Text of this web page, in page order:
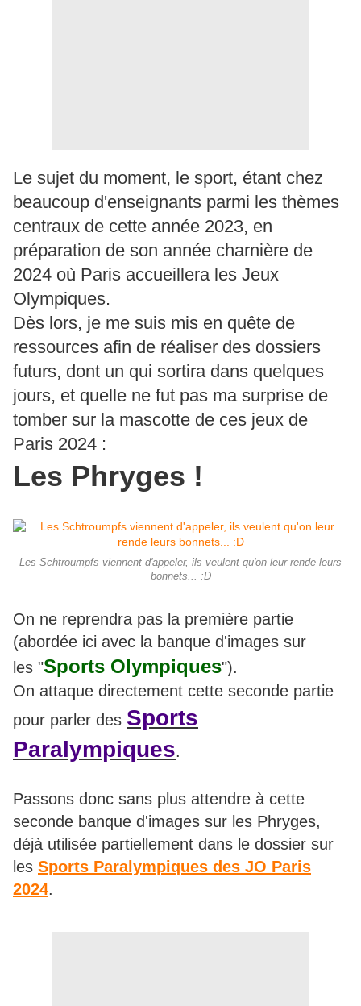
Le sujet du moment, le sport, étant chez
beaucoup d'enseignants parmi les thèmes
centraux de cette année 2023, en
préparation de son année charnière de
2024 où Paris accueillera les Jeux
Olympiques.
Dès lors, je me suis mis en quête de
ressources afin de réaliser des dossiers
futurs, dont un qui sortira dans quelques
jours, et quelle ne fut pas ma surprise de
tomber sur la mascotte de ces jeux de
Paris 2024 :
Les Phryges !
Les Schtroumpfs viennent d'appeler, ils veulent qu'on leur rende leurs
bonnets... :D
On ne reprendra pas la première partie
(abordée ici avec la banque d'images sur
les "Sports Olympiques").
On attaque directement cette seconde partie
pour parler des Sports
Paralympiques.
Passons donc sans plus attendre à cette
seconde banque d'images sur les Phryges,
déjà utilisée partiellement dans le dossier sur
les Sports Paralympiques des JO Paris
2024.